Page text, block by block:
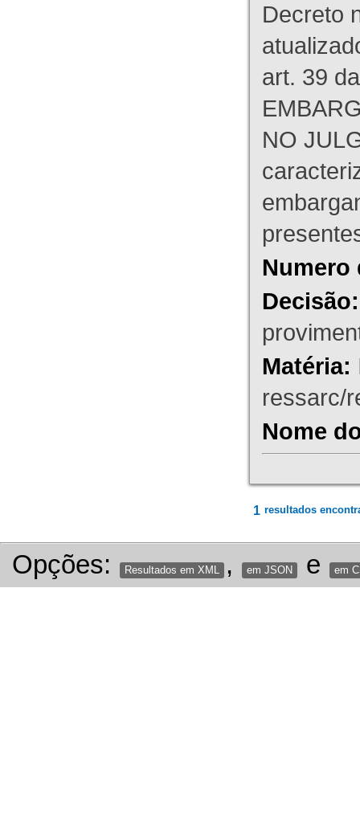
Decreto
art. 39
NO
Numero
Decisão:
Matéria:
ressarc/
Nome
1 resultados
Opções: Resultados em XML , em JSON e em